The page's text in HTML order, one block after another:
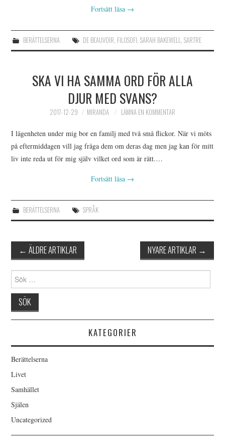
Fortsätt läsa →
BERÄTTELSERNA DE BEAUVOIR, FILOSOFI, SARAH BAKEWELL, SARTRE
SKA VI HA SAMMA ORD FÖR ALLA
DJUR MED SVANS?
2017-12-29 MIRANDA LÄMNA EN KOMMENTAR
I lägenheten under mig bor en familj med två små flickor. När vi möts
på eftermiddagen vill jag fråga dem om deras dag men jag kan för mitt
liv inte reda ut för mig själv vilket ord som är rätt.…
Fortsätt läsa →
BERÄTTELSERNA SPRÅK
Inläggsnavigering
← ÄLDRE ARTIKLAR NYARE ARTIKLAR →
efter:
KATEGORIER
Berättelserna
Livet
Samhället
Själen
Uncategorized